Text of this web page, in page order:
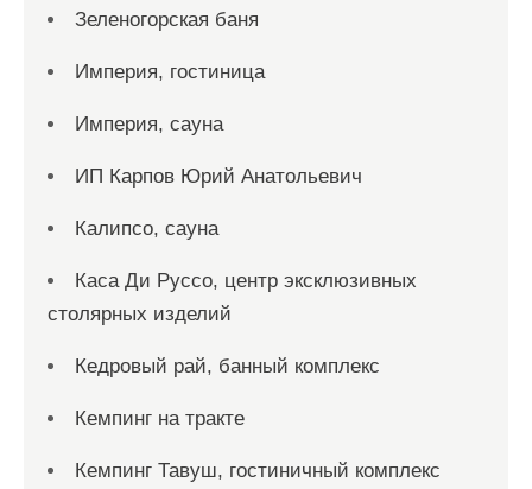
Зеленогорская баня
Империя, гостиница
Империя, сауна
ИП Карпов Юрий Анатольевич
Калипсо, сауна
Каса Ди Руссо, центр эксклюзивных
столярных изделий
Кедровый рай, банный комплекс
Кемпинг на тракте
Кемпинг Тавуш, гостиничный комплекс